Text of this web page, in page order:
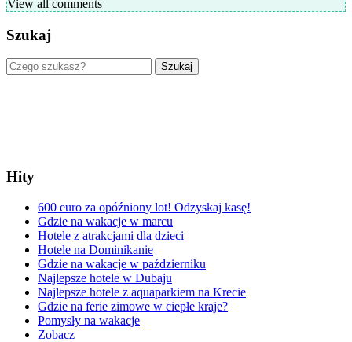
View all comments
Szukaj
Szukaj
Hity
600 euro za opóźniony lot! Odzyskaj kasę!
Gdzie na wakacje w marcu
Hotele z atrakcjami dla dzieci
Hotele na Dominikanie
Gdzie na wakacje w październiku
Najlepsze hotele w Dubaju
Najlepsze hotele z aquaparkiem na Krecie
Gdzie na ferie zimowe w ciepłe kraje?
Pomysły na wakacje
Zobacz